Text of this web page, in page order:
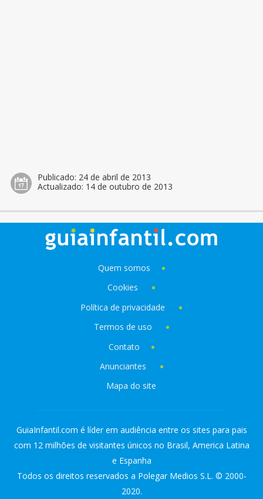
Publicado: 24 de abril de 2013
Actualizado: 14 de outubro de 2013
Quem somos
Cookies
Política de privacidade
Termos de uso
Contato
Anunciantes
Mapa do site
GuiaInfantil.com é líder em audiência entre os sites para pais
com 12 milhões de visitantes únicos no Brasil, America Latina
e Espanha
Todos os direitos reservados a Polegar Medios S.L. © 2000-
2020.